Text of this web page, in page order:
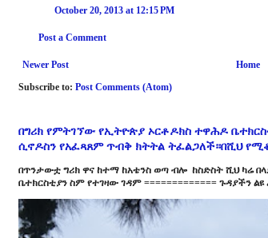
October 20, 2013 at 12:15 PM
Post a Comment
Newer Post
Home
Subscribe to: Post Comments (Atom)
በግሪክ የምትገኘው የኢትዮጵያ ኦርቶዶክስ ተዋሕዶ
ሲኖዶስን የአፈጻጸም ጥብቅ ክትትል ትፈልጋለች።በሺህ
በጥንታውቷ ግሪክ ዋና ከተማ ከአቴንስ ወጣ ብሎ ከስድስት ሺህ ካሬ
ቤተክርስቲያን ስም የተገዛው ገዳም ============= ጉዳያችን ልዩ